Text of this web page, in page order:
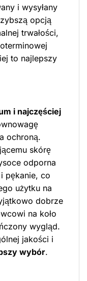
i wysyłany
opcją
trwałości,
to najlepszy
i najczęściej
ochroną.
skórę
odporna
pękanie, co
użytku na
dobrze
na koło
wygląd.
jakości i
wybór.